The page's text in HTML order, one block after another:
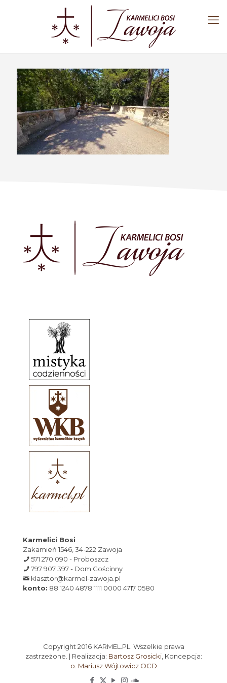
Karmelici Bosi
Zakamień 1546, 34-222 Zawoja
571 270 090 - Proboszcz
797 907 397 - Dom Gościnny
klasztor@karmel-zawoja.pl
konto: 88 1240 4878 1111 0000 4717 0580
Copyright 2016 KARMEL.PL. Wszelkie prawa
zastrzeżone. | Realizacja: Bartosz Grosicki, Koncepcja:
o. Mariusz Wójtowicz OCD